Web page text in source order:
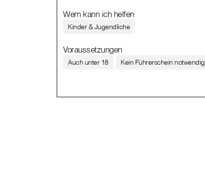
Wem kann ich helfen
Kinder & Jugendliche
Voraussetzungen
Auch unter 18 Kein Führerschein notwendig